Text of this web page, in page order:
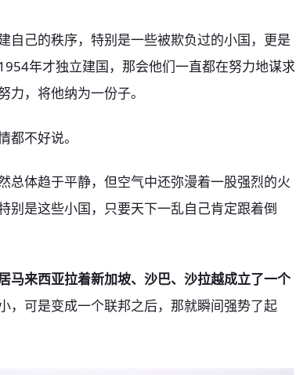
自己的秩序，特别是一些被欺负过的小国，更是
年才独立建国，那会他们一直都在努力地谋求
力，将他纳为一份子。
都不好说。
总体趋于平静，但空气中还弥漫着一股强烈的火
别是这些小国，只要天下一乱自己肯定跟着倒
马来西亚拉着新加坡、沙巴、沙拉越成立了一个
，可是变成一个联邦之后，那就瞬间强势了起